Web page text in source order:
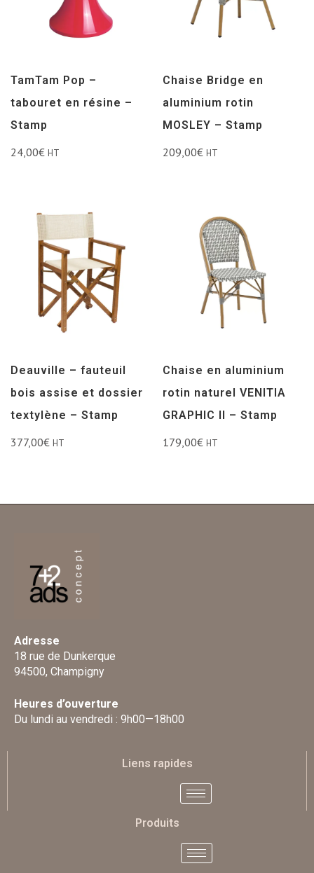
TamTam Pop –
tabouret en résine –
Stamp
24,00€ HT
Chaise Bridge en
aluminium rotin
MOSLEY – Stamp
209,00€ HT
Deauville – fauteuil
bois assise et dossier
textylène – Stamp
377,00€ HT
Chaise en aluminium
rotin naturel VENITIA
GRAPHIC II – Stamp
179,00€ HT
Adresse
18 rue de Dunkerque
94500, Champigny
Heures d’ouverture
Du lundi au vendredi : 9h00—18h00
Liens rapides
Produits